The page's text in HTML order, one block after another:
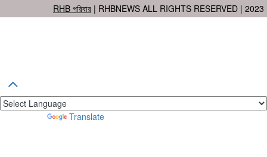
RHB পরিবার | RHBNEWS ALL RIGHTS RESERVED | 2023
Translate